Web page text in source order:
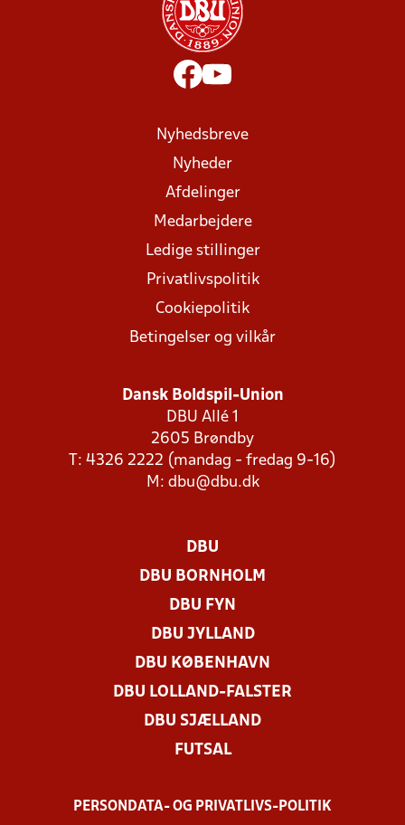
Nyhedsbreve
Nyheder
Afdelinger
Medarbejdere
Ledige stillinger
Privatlivspolitik
Cookiepolitik
Betingelser og vilkår
Dansk Boldspil-Union
DBU Allé 1
2605 Brøndby
T: 4326 2222 (mandag - fredag 9-16)
M: dbu@dbu.dk
DBU
DBU BORNHOLM
DBU FYN
DBU JYLLAND
DBU KØBENHAVN
DBU LOLLAND-FALSTER
DBU SJÆLLAND
FUTSAL
PERSONDATA- OG PRIVATLIVS-POLITIK